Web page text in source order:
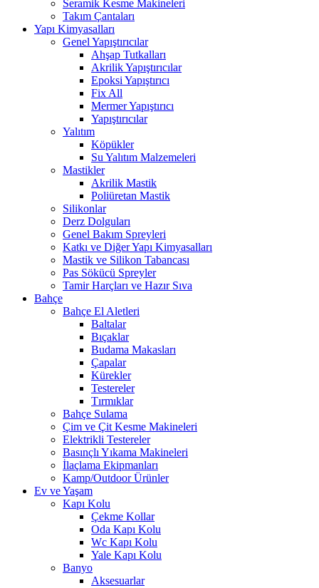
Seramik Kesme Makineleri
Takım Çantaları
Yapı Kimyasalları
Genel Yapıştırıcılar
Ahşap Tutkalları
Akrilik Yapıştırıcılar
Epoksi Yapıştırıcı
Fix All
Mermer Yapıştırıcı
Yapıştırıcılar
Yalıtım
Köpükler
Su Yalıtım Malzemeleri
Mastikler
Akrilik Mastik
Poliüretan Mastik
Silikonlar
Derz Dolguları
Genel Bakım Spreyleri
Katkı ve Diğer Yapı Kimyasalları
Mastik ve Silikon Tabancası
Pas Sökücü Spreyler
Tamir Harçları ve Hazır Sıva
Bahçe
Bahçe El Aletleri
Baltalar
Bıçaklar
Budama Makasları
Çapalar
Kürekler
Testereler
Tırmıklar
Bahçe Sulama
Çim ve Çit Kesme Makineleri
Elektrikli Testereler
Basınçlı Yıkama Makineleri
İlaçlama Ekipmanları
Kamp/Outdoor Ürünler
Ev ve Yaşam
Kapı Kolu
Çekme Kollar
Oda Kapı Kolu
Wc Kapı Kolu
Yale Kapı Kolu
Banyo
Aksesuarlar